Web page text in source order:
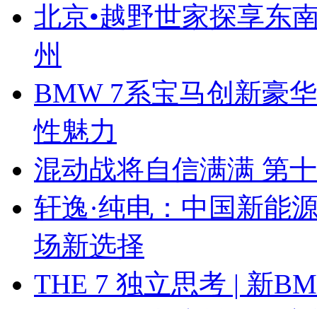
北京•越野世家探享东
州
BMW 7系宝马创新豪
性魅力
混动战将自信满满 第
轩逸·纯电：中国新能
场新选择
THE 7 独立思考 | 新